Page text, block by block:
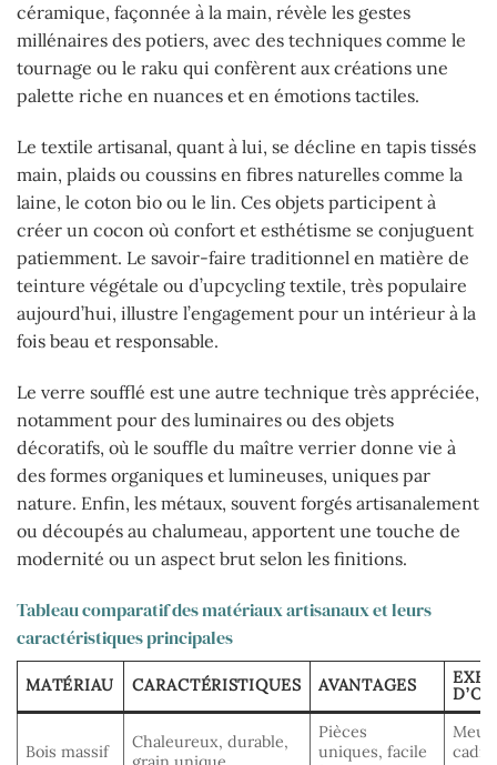
céramique, façonnée à la main, révèle les gestes
millénaires des potiers, avec des techniques comme le
tournage ou le raku qui confèrent aux créations une
palette riche en nuances et en émotions tactiles.
Le textile artisanal, quant à lui, se décline en tapis tissés
main, plaids ou coussins en fibres naturelles comme la
laine, le coton bio ou le lin. Ces objets participent à
créer un cocon où confort et esthétisme se conjuguent
patiemment. Le savoir-faire traditionnel en matière de
teinture végétale ou d’upcycling textile, très populaire
aujourd’hui, illustre l’engagement pour un intérieur à la
fois beau et responsable.
Le verre soufflé est une autre technique très appréciée,
notamment pour des luminaires ou des objets
décoratifs, où le souffle du maître verrier donne vie à
des formes organiques et lumineuses, uniques par
nature. Enfin, les métaux, souvent forgés artisanalement
ou découpés au chalumeau, apportent une touche de
modernité ou un aspect brut selon les finitions.
Tableau comparatif des matériaux artisanaux et leurs
caractéristiques principales
MATÉRIAU CARACTÉRISTIQUES AVANTAGES
Bois massif
Chaleureux, durable,
Pièces
uniques, facile